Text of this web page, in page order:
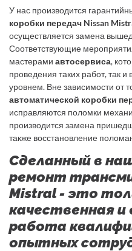
У нас производится
коробки передач Nissan
осуществляется замена
Соответствующие
мастерами автосервиса,
проведения таких работ, так
уровнем. Вне зависимости от
автоматической коробки
исправляются поломки
производится замена
также восстановление
Сделанный в
ремонт
Mistral - это
качественная
работа
опытных